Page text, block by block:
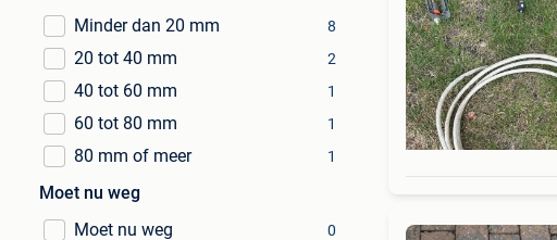
Minder dan 20 mm
8
20 tot 40 mm 2
40 tot 60 mm 1
60 tot 80 mm 1
80 mm of meer 1
Moet nu weg
Moet nu weg
0